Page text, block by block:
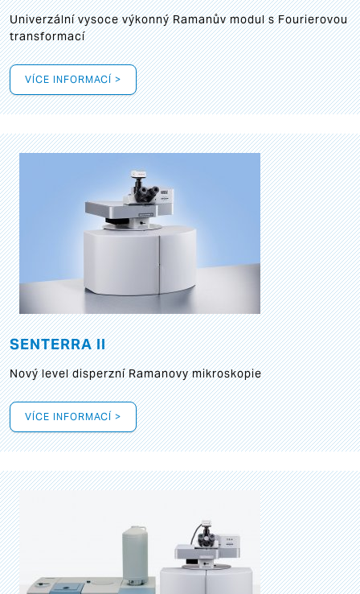
Univerzální vysoce výkonný Ramanův modul s Fourierovou
transformací
VÍCE INFORMACÍ >
SENTERRA II
Nový level disperzní Ramanovy mikroskopie
VÍCE INFORMACÍ >